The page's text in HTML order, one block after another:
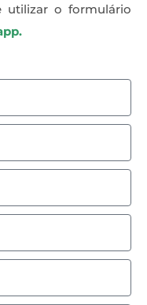
utilizar o formulário